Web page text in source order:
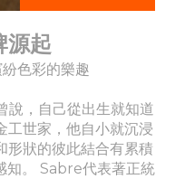
源起
色彩的樂趣
，自己從出生就知道
工世家，他自小就沉浸
形狀的彼此結合有累積
知。 Sabre代表著正統